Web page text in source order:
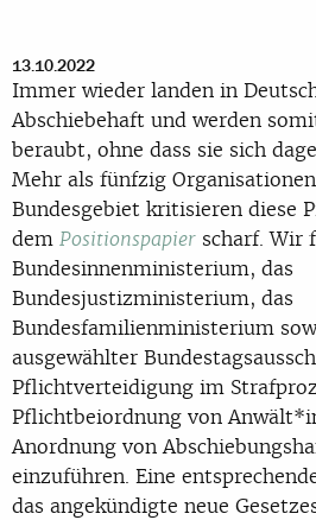
13.10.2022
Immer wieder landen in
Abschiebehaft und werden
beraubt, ohne dass sie sich
Mehr als fünfzig
Bundesgebiet kritisieren diese
dem Positionspapier scharf. Wir
Bundesinnenministerium, das
Bundesjustizministerium, das
Bundesfamilienministerium
ausgewählter
Pflichtverteidigung im
Pflichtbeiordnung von
Anordnung von
einzuführen. Eine
das angekündigte neue